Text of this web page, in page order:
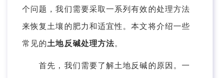
个问题，我们需要采取一系列有效的处理方法
来恢复土壤的肥力和适宜性。本文将介绍一些
常见的土地反碱处理方法。
首先，我们需要了解土地反碱的原因。一